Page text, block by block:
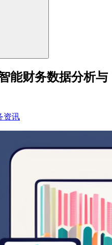
能财务数据分析与
资讯